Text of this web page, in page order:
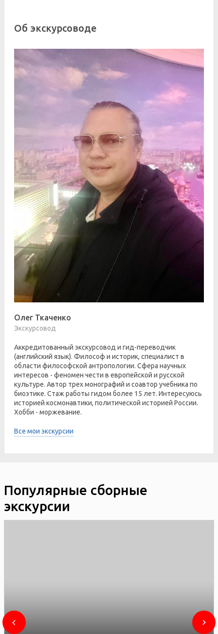
Об экскурсоводе
Олег Ткаченко
Экскурсовод
Аккредитованный экскурсовод и гид-переводчик
(английский язык). Философ и историк, специалист в
области философской антропологии. Сфера научных
интересов - феномен чести в европейской и русской
культуре. Автор трех монографий и соавтор учебника по
биоэтике. Стаж работы гидом более 15 лет. Интересуюсь
историей космонавтики, политической историей России.
Хобби - моржевание.
Все мои экскурсии
Популярные сборные
экскурсии